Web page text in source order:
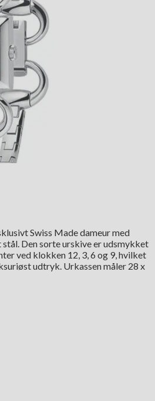
kr..
Swiss Made dameur med
Den sorte urskive er udsmykket
ved klokken 12, 3, 6 og 9, hvilket
udtryk. Urkassen måler 28 x